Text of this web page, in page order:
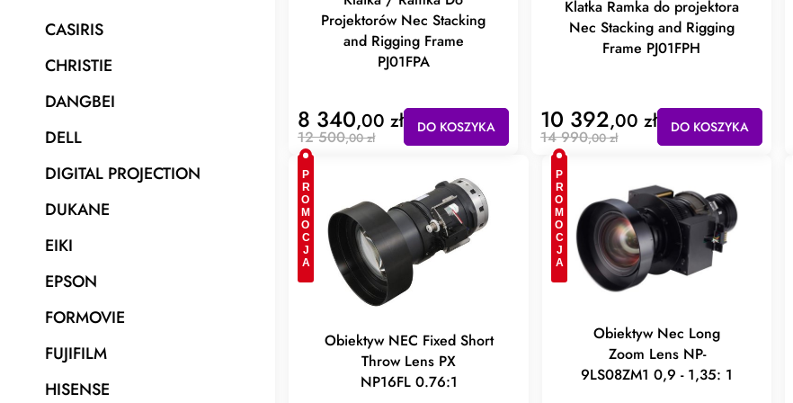
Projektorów Nec Stacking
and Rigging Frame
PJ01FPA
8 340,00 zł
12 500,00 zł
DO KOSZYKA
Klatka Ramka do projektora
Nec Stacking and Rigging
Frame PJ01FPH
10 392,00 zł
14 990,00 zł
DO KOSZYKA
PROMOCJA
Obiektyw NEC Fixed Short
Throw Lens PX
NP16FL 0.76:1
PROMOCJA
Obiektyw Nec Long
Zoom Lens NP-
9LS08ZM1 0,9 - 1,35: 1
CASIRIS
CHRISTIE
DANGBEI
DELL
DIGITAL PROJECTION
DUKANE
EIKI
EPSON
FORMOVIE
FUJIFILM
HISENSE